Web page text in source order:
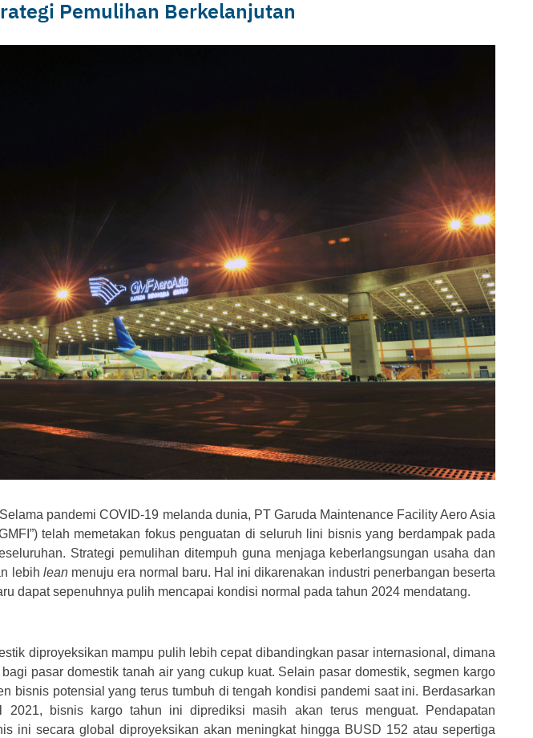
Pemulihan Berkelanjutan
pandemi COVID-19 melanda dunia, PT Garuda Maintenance Facility Aero Asia
telah memetakan fokus penguatan di seluruh lini bisnis yang berdampak pada
Strategi pemulihan ditempuh guna menjaga keberlangsungan usaha dan
lebih leanmenuju era normal baru. Hal ini dikarenakan industri penerbangan beserta
dapat sepenuhnya pulih mencapai kondisi normal pada tahun 2024 mendatang.
diproyeksikan mampu pulih lebih cepat dibandingkan pasar internasional, dimana
pasar domestik tanah air yang cukup kuat. Selain pasar domestik, segmen kargo
bisnis potensial yang terus tumbuh di tengah kondisi pandemi saat ini. Berdasarkan
2021, bisnis kargo tahun ini diprediksi masih akan terus menguat. Pendapatan
ini secara global diproyeksikan akan meningkat hingga BUSD 152 atau sepertiga